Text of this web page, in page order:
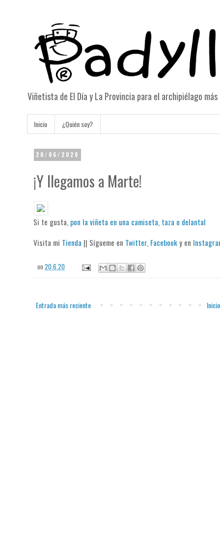
Viñetista de El Día y La Provincia para el archipiélago
Inicio ¿Quién soy?
20/06/2020
¡Y llegamos a Marte!
Si te gusta, pon la viñeta en una camiseta, taza o delantal
Visita mi Tienda || Sígueme en Twitter, Facebooky en
on20.6.20
Entrada más reciente Inicio